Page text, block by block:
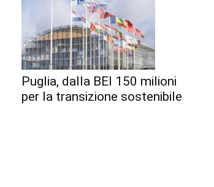
Puglia, dalla BEI 150 milioni
per la transizione sostenibile